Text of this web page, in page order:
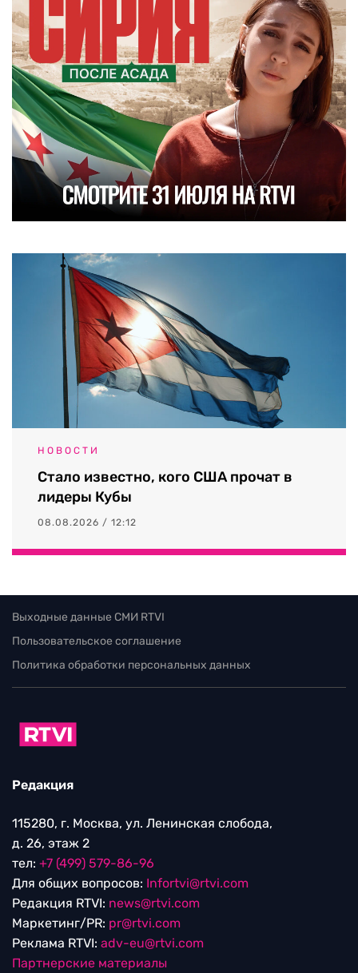
НОВОСТИ
Стало известно, кого США прочат в
лидеры Кубы
08.08.2026 / 12:12
Выходные данные СМИ RTVI
Пользовательское соглашение
Политика обработки персональных данных
Редакция
115280, г. Москва, ул. Ленинская слобода,
д. 26, этаж 2
тел: +7 (499) 579-86-96
Для общих вопросов: Infortvi@rtvi.com
Редакция RTVI: news@rtvi.com
Маркетинг/PR: pr@rtvi.com
Реклама RTVI: adv-eu@rtvi.com
Партнерские материалы